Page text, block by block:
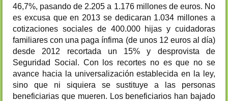
46,7%, pasando de 2.205 a 1.176 millones de euros. No
es excusa que en 2013 se dedicaran 1.034 millones a
cotizaciones sociales de 400.000 hijas y cuidadoras
familiares con una paga ínfima (de unos 12 euros al día)
desde 2012 recortada un 15% y desprovista de
Seguridad Social. Con los recortes no es que no se
avance hacia la universalización establecida en la ley,
sino que ni siquiera se sustituye a las personas
beneficiarias que mueren. Los beneficiarios han bajado